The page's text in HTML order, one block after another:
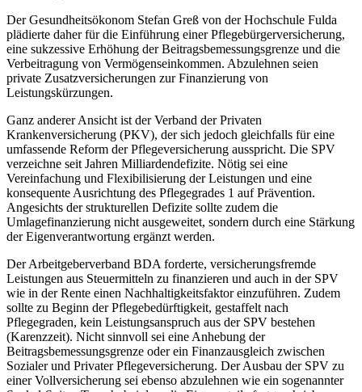
Der Gesundheitsökonom Stefan Greß von der Hochschule Fulda
plädierte daher für die Einführung einer Pflegebürgerversicherung,
eine sukzessive Erhöhung der Beitragsbemessungsgrenze und die
Verbeitragung von Vermögenseinkommen. Abzulehnen seien
private Zusatzversicherungen zur Finanzierung von
Leistungskürzungen.
Ganz anderer Ansicht ist der Verband der Privaten
Krankenversicherung (PKV), der sich jedoch gleichfalls für eine
umfassende Reform der Pflegeversicherung ausspricht. Die SPV
verzeichne seit Jahren Milliardendefizite. Nötig sei eine
Vereinfachung und Flexibilisierung der Leistungen und eine
konsequente Ausrichtung des Pflegegrades 1 auf Prävention.
Angesichts der strukturellen Defizite sollte zudem die
Umlagefinanzierung nicht ausgeweitet, sondern durch eine Stärkung
der Eigenverantwortung ergänzt werden.
Der Arbeitgeberverband BDA forderte, versicherungsfremde
Leistungen aus Steuermitteln zu finanzieren und auch in der SPV
wie in der Rente einen Nachhaltigkeitsfaktor einzuführen. Zudem
sollte zu Beginn der Pflegebedürftigkeit, gestaffelt nach
Pflegegraden, kein Leistungsanspruch aus der SPV bestehen
(Karenzzeit). Nicht sinnvoll sei eine Anhebung der
Beitragsbemessungsgrenze oder ein Finanzausgleich zwischen
Sozialer und Privater Pflegeversicherung. Der Ausbau der SPV zu
einer Vollversicherung sei ebenso abzulehnen wie ein sogenannter